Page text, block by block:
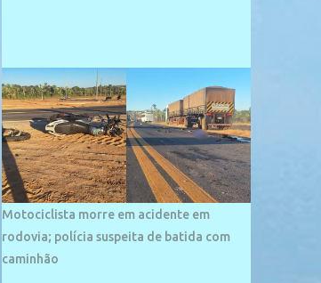
vizinhos. O bairro onde se localiza a praia é
palco de amplos investimentos e projetos
grandiosos como hotéis, pousadas e
residências de veraneio de grande porte. O
maior empreendimento fixado nessa área é
o SESC Praia, inaugurado em 12 de julho de
1996. Com arquitetura moderna,...
Motociclista morre em acidente em
rodovia; polícia suspeita de batida com
caminhão